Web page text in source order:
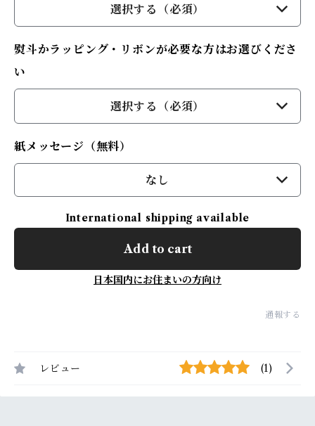
選択する（必須）
熨斗かラッピング・リボンが必要な方はお選びくださ
い
選択する（必須）
紙メッセージ（無料）
なし
International shipping available
Add to cart
日本国内にお住まいの方向け
通報する
レビュー (1)